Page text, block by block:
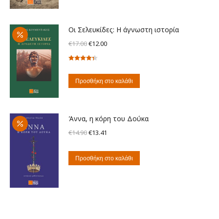
Οι Σελευκίδες: Η άγνωστη ιστορία
€17.00Original
price
€17.00.
€12.00Η
είναι:
από 5Προσθήκη στο καλάθι
Άννα, η κόρη του Δούκα
€14.90Original
was:
€13.41
τιμή
Προσθήκη στο καλάθι